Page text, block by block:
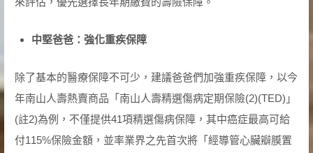
中堅爸爸：強化重疾保障
除了基本的醫療保障不可少，建議爸爸們加強重疾保障，以今
年南山人壽熱賣商品「南山人壽精選傷病定期保險(2)(TED)」
(註2)為例，不僅提供41項精選傷病保障，其中癌症最高可給
付115%保險金額，並率業界之先首次將「經導管心臟瓣膜置